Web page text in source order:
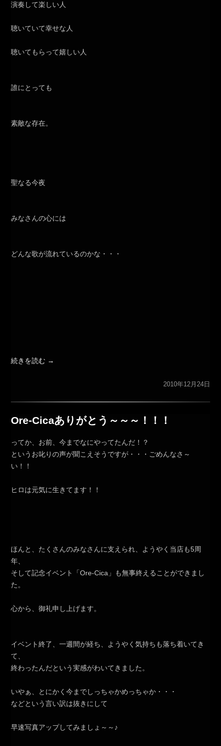
演奏して楽しい人
聴いていて幸せな人
聴いてもらって嬉しい人
誰にとっても
素敵な存在。
聖なる今夜
みなさんの心には
どんな歌が流れているのかな・・・
続きを読む →
2010年12月24日
Ore-Cicaありがとう～～～！！！
ってか、お前、今までなにやってたんだ！？
というお叱りの声が聞こえそうですが・・・ごめんなさ～
い！！
ヒロは元気に生きてます！！
ほんと、たくさんのみなさんに支えられ、ようやく当店も5周
年、
そして記念イベント「Ore-Cica」も無事終えることができまし
た。
心から、御礼申し上げます。
イベント終了、一週間が経ち、ようやく気持ちも落ち着いてき
て、
終わったんだという実感がわいてきました。
いやぁ、とにかく今までしっちゃかめっちゃか・・・
などという言い訳は抜きにして
早速写真アップしてみましょ～～♪